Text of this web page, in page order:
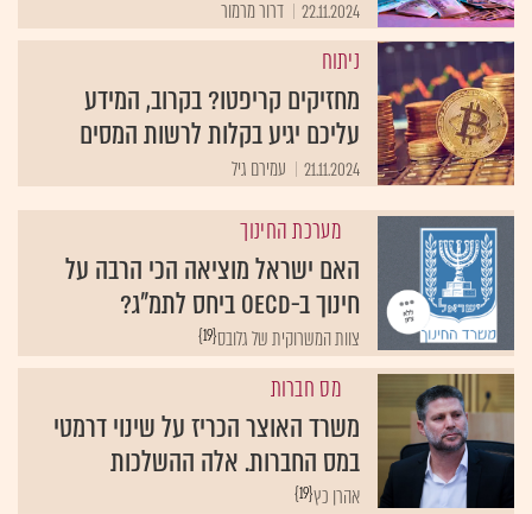
22.11.2024 דרור מרמור
ניתוח
מחזיקים קריפטו? בקרוב, המידע
עליכם יגיע בקלות לרשות המסים
21.11.2024 עמירם גיל
מערכת החינוך
האם ישראל מוציאה הכי הרבה על
חינוך ב-OECD ביחס לתמ"ג?
{19}צוות המשרוקית של גלובס
מס חברות
משרד האוצר הכריז על שינוי דרמטי
במס החברות. אלה ההשלכות
{19}אהרן כץ